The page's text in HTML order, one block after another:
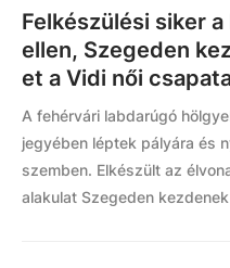
Felkészülési siker a
ellen, Szegeden
et a Vidi női
A fehérvári labdarúgó
jegyében léptek pályára és
szemben. Elkészült az
alakulat Szegeden